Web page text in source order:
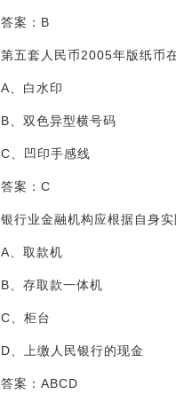
答案：B
第五套人民币2005年版纸币
A、白水印
B、双色异型横号码
C、凹印手感线
答案：C
银行业金融机构应根据自身
A、取款机
B、存取款一体机
C、柜台
D、上缴人民银行的现金
答案：ABCD